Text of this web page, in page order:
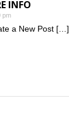
INFO
pm
a New Post […]